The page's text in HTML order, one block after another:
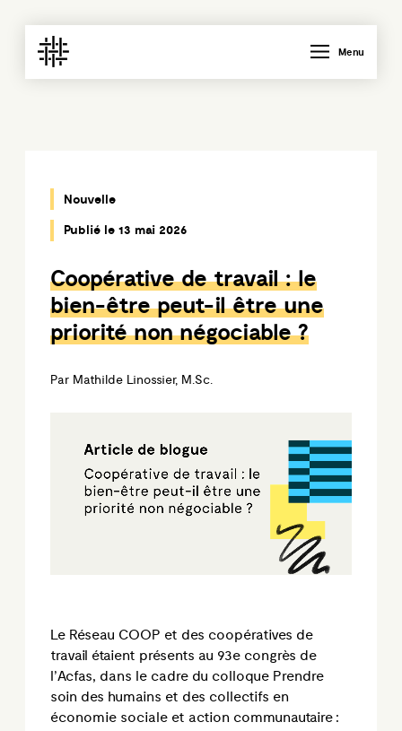
Menu
Nouvelle
Publié le 13 mai 2026
Coopérative de travail : le
bien-être peut-il être une
priorité non négociable ?
Par Mathilde Linossier, M.Sc.
Le Réseau COOP et des coopératives de
travail étaient présents au 93e congrès de
l’Acfas, dans le cadre du colloque Prendre
soin des humains et des collectifs en
économie sociale et action communautaire :